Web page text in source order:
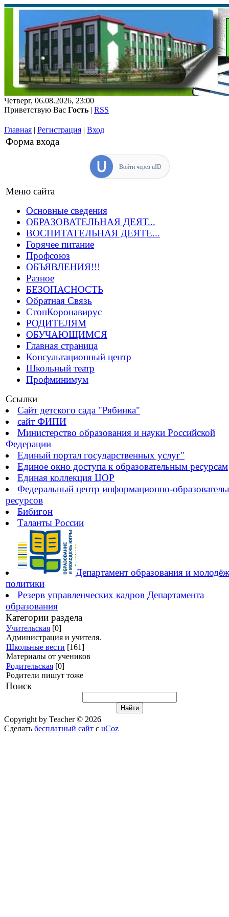
Четверг, 06.08.2026, 23:00
Приветствую Вас Гость | RSS
Главная | Регистрация | Вход
Форма входа
Войти через uID
Меню сайта
Основные сведения
ОБРАЗОВАТЕЛЬНАЯ ДЕЯТ...
ВОСПИТАТЕЛЬНАЯ ДЕЯТЕ...
Горячее питание
Профсоюз
ОБЪЯВЛЕНИЯ!!!
Разное
БЕЗОПАСНОСТЬ
Обратная Связь
СтопКоронавирус
РОДИТЕЛЯМ
ОБУЧАЮЩИМСЯ
Главная страница
Консультационный центр
Школьный театр
Профминимум
Ссылки
Сайт детского сада "Рябинка"
сайт ФИПИ
Министерство образования и науки Российской
Федерации
Единый портал государственных услуг"
Единое окно доступа к образовательным ресурсам
Единая коллекция ЦОР
Федеральный центр информационно-
ресурсов
Бибигон
Таланты России
Департамент образования и
политики
Резерв управленческих кадров Департамента
образования
Категории раздела
Учительская [0]
Администрация и учителя.
Школьные вести [161]
Материалы от учеников
Родительская [0]
Родители пишут тоже
Поиск
Copyright by Teacher © 2026
Сделать бесплатный сайт с uCoz